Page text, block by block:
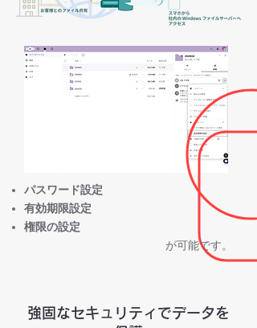
パスワード設定
有効期限設定
権限の設定
が可能です。
強固なセキュリティでデータを